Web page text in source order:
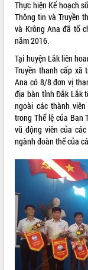
SỞ, BAN, NGÀNH
UBND CÁC XÃ, PHƯỜNG
THÔNG TIN CHỈ ĐẠO ĐIỀU
HỆ THỐNG VĂN BẢN
VĂN BẢN HĐND TỈNH
ĐIỂM TIN VĂN BẢN
QUY HOẠCH - KẾ HOẠCH
Thực hiện Kế hoạch
Thông tin và Truyền
và Krông Ana đã tổ
năm 2016.
Tại huyện Lắk liên
Truyền thanh cấp xã
Ana có 8/8 đơn vị
địa bàn tỉnh Đắk Lắk
ngoài các thành
trong Thể lệ của Ban
vũ động viên của
ngành đoàn thể của